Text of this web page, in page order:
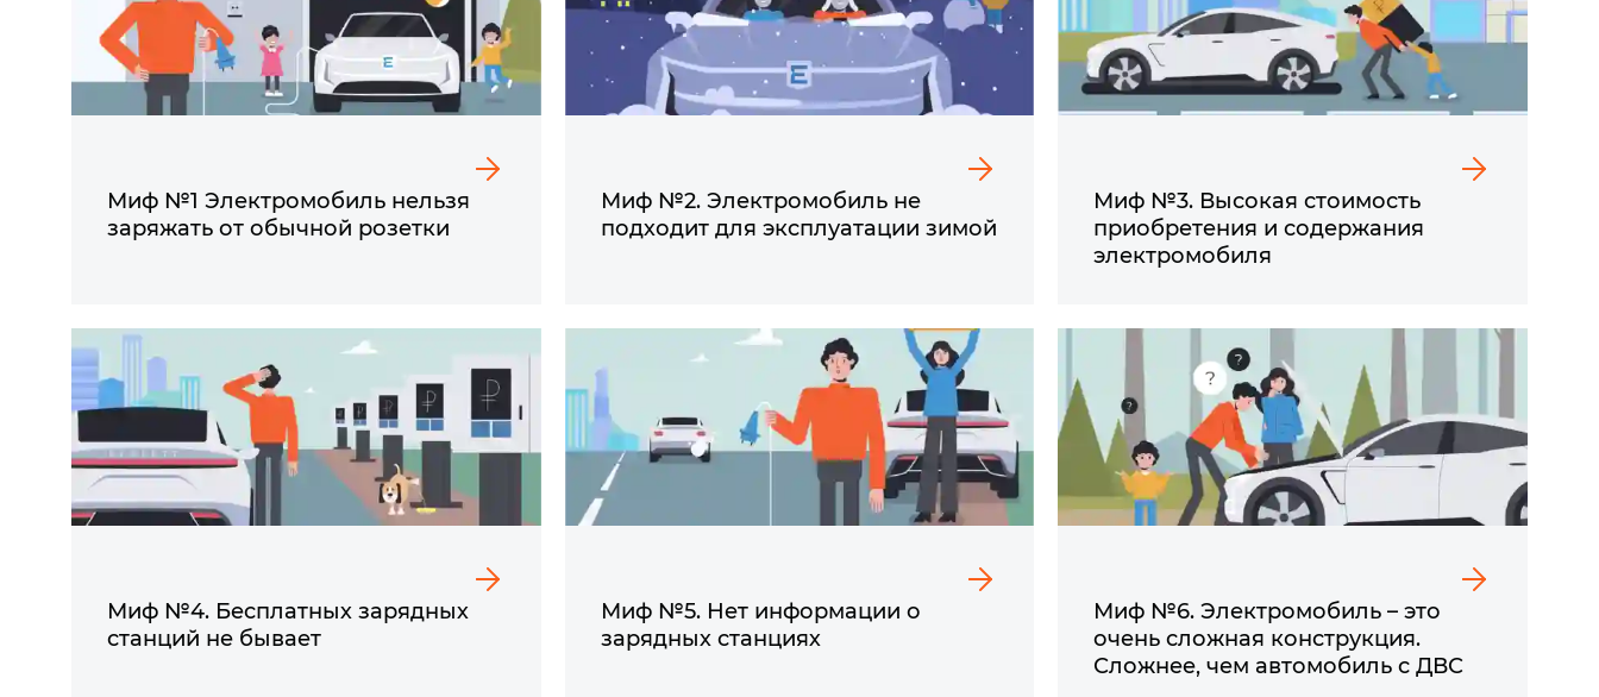
Миф №1 Электромобиль нельзя
заряжать от обычной розетки
Миф №2. Электромобиль не
подходит для эксплуатации зимой
Миф №3. Высокая стоимость
приобретения и содержания
электромобиля
Миф №4. Бесплатных зарядных
станций не бывает
Миф №5. Нет информации о
зарядных станциях
Миф №6. Электромобиль – это
очень сложная конструкция.
Сложнее, чем автомобиль с ДВС